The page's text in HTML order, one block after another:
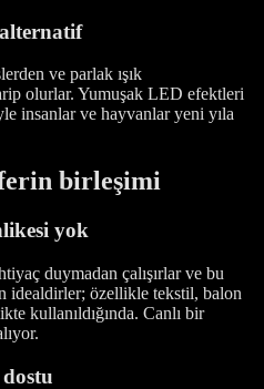
ve parlak ışık
olurlar. Yumuşak LED efektleri
insanlar ve hayvanlar yeni yıla
birleşimi
yok
duymadan çalışırlar ve bu
idealdirler; özellikle tekstil, balon
kullanıldığında. Canlı bir